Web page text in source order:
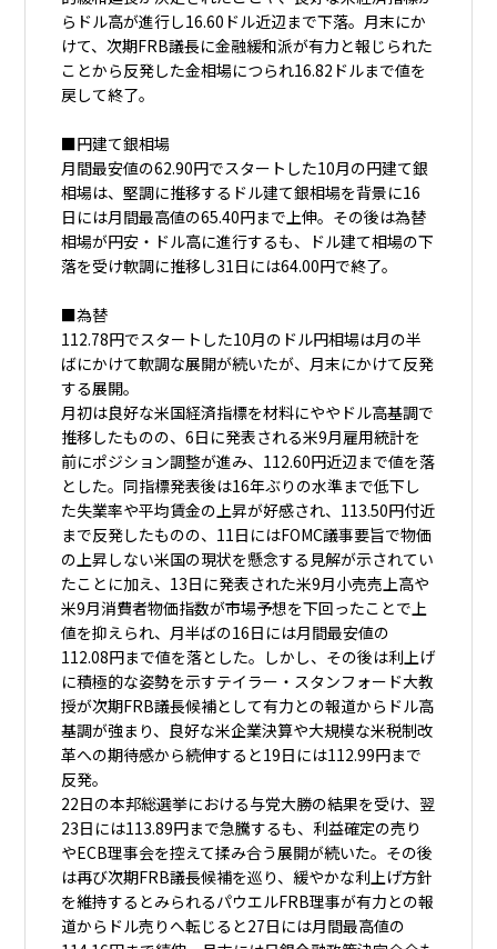
らドル高が進行し16.60ドル近辺まで下落。月末にか
けて、次期FRB議長に金融緩和派が有力と報じられた
ことから反発した金相場につられ16.82ドルまで値を
戻して終了。
■円建て銀相場
月間最安値の62.90円でスタートした10月の円建て銀
相場は、堅調に推移するドル建て銀相場を背景に16
日には月間最高値の65.40円まで上伸。その後は為替
相場が円安・ドル高に進行するも、ドル建て相場の下
落を受け軟調に推移し31日には64.00円で終了。
■為替
112.78円でスタートした10月のドル円相場は月の半
ばにかけて軟調な展開が続いたが、月末にかけて反発
する展開。
月初は良好な米国経済指標を材料にややドル高基調で
推移したものの、6日に発表される米9月雇用統計を
前にポジション調整が進み、112.60円近辺まで値を落
とした。同指標発表後は16年ぶりの水準まで低下し
た失業率や平均賃金の上昇が好感され、113.50円付近
まで反発したものの、11日にはFOMC議事要旨で物価
の上昇しない米国の現状を懸念する見解が示されてい
たことに加え、13日に発表された米9月小売売上高や
米9月消費者物価指数が市場予想を下回ったことで上
値を抑えられ、月半ばの16日には月間最安値の
112.08円まで値を落とした。しかし、その後は利上げ
に積極的な姿勢を示すテイラー・スタンフォード大教
授が次期FRB議長候補として有力との報道からドル高
基調が強まり、良好な米企業決算や大規模な米税制改
革への期待感から続伸すると19日には112.99円まで
反発。
22日の本邦総選挙における与党大勝の結果を受け、翌
23日には113.89円まで急騰するも、利益確定の売り
やECB理事会を控えて揉み合う展開が続いた。その後
は再び次期FRB議長候補を巡り、緩やかな利上げ方針
を維持するとみられるパウエルFRB理事が有力との報
道からドル売りへ転じると27日には月間最高値の